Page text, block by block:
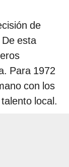
de
esta
Para 1972
con los
local.